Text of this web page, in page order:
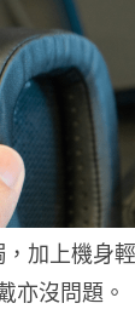
加上機身
亦沒問題。